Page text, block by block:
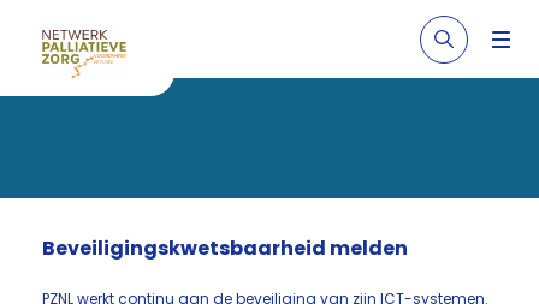
Beveiligingskwetsbaarheid melden
PZNL werkt continu aan de beveiliging van zijn ICT-systemen.